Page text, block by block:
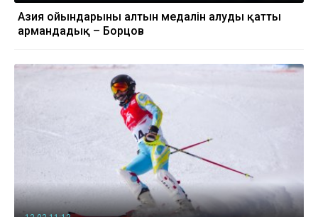
Азия ойындарының алтын медалін алуды қатты
армандадық – Борцов